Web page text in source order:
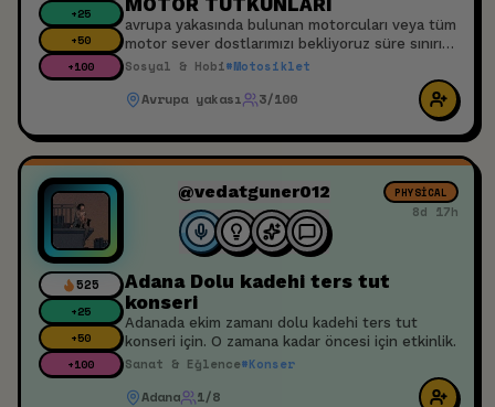
+25
+50
+100
MOTOR TUTKUNLARI
avrupa yakasında bulunan motorcuları veya tüm
motor sever dostlarımızı bekliyoruz süre sınırı
yok buluşup gazlayalım
Sosyal & Hobi#Motosiklet
Avrupa yakası 3/100
525
+25
+50
+100
@vedatguner012 PHYSICAL
8d 17h
Adana Dolu kadehi ters tut
konseri
Adanada ekim zamanı dolu kadehi ters tut
konseri için. O zamana kadar öncesi için etkinlik.
Sanat & Eğlence#Konser
Adana 1/8